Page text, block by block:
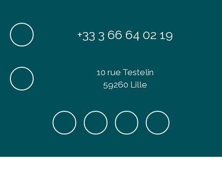
+33 3 66 64 02 19
10 rue Testelin
59260 Lille